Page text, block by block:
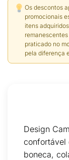
Os descontos
promocionais
itens
praticado no
pela diferença
Design
confortável
boneca,